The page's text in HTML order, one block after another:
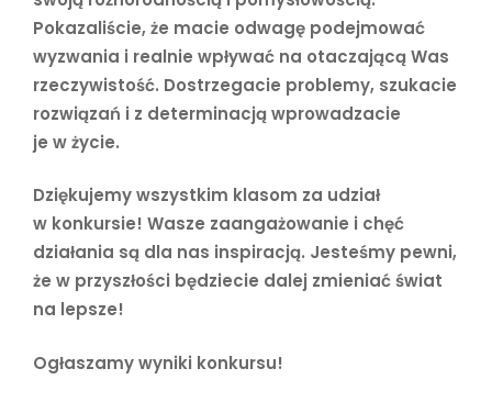
Pokazaliście, że macie odwagę podejmować
wyzwania i realnie wpływać na otaczającą Was
rzeczywistość. Dostrzegacie problemy, szukacie
rozwiązań i z determinacją wprowadzacie
je w życie.
Dziękujemy wszystkim klasom za udział
w konkursie! Wasze zaangażowanie i chęć
działania są dla nas inspiracją. Jesteśmy pewni,
że w przyszłości będziecie dalej zmieniać świat
na lepsze!
Ogłaszamy wyniki konkursu!